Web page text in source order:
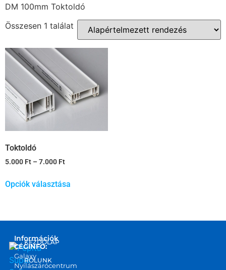
DM 100mm Toktoldó
Összesen 1 találat
Toktoldó
5.000 Ft – 7.000 Ft
Opciók választása
Információk
CÉGINFO:
Galaxy
Nyílászárócentrum
KEZDŐLAP
RÓLUNK